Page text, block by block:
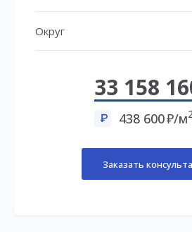
Округ
33 158
438 600 /м2
Заказать